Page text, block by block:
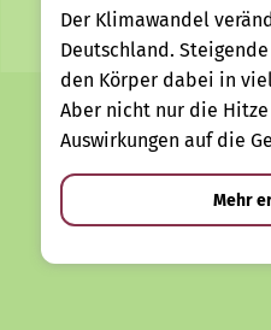
Der Klimawandel
Deutschland.
den Körper dabei in
Aber nicht nur die
Auswirkungen auf die
Mehr